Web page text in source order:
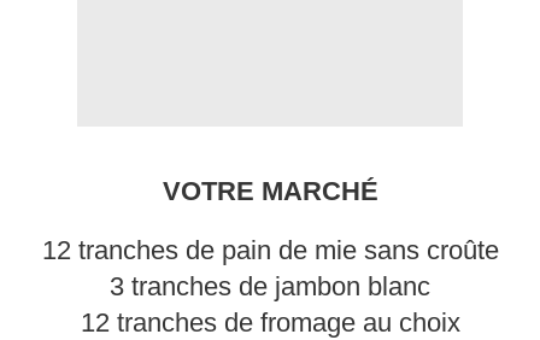
VOTRE MARCHÉ
12 tranches de pain de mie sans croûte
3 tranches de jambon blanc
12 tranches de fromage au choix